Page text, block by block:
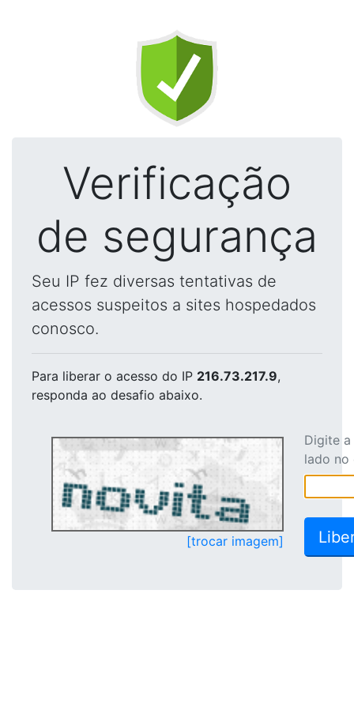
Verificação
de segurança
Seu IP fez diversas tentativas de
acessos suspeitos a sites hospedados
conosco.
Para liberar o acesso do IP 216.73.217.9,
responda ao desafio abaixo.
[trocar imagem]
Digite
lado no